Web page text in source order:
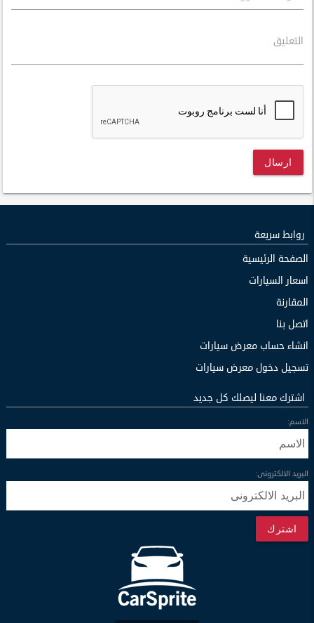
التعليق
ارسال
روابط سريعة
الصفحة الرئيسية
اسعار السيارات
المقارنة
اتصل بنا
انشاء حساب معرض سيارات
تسجيل دخول معرض سيارات
اشترك معنا ليصلك كل جديد
الاسم:
البريد الالكترونى:
اشترك